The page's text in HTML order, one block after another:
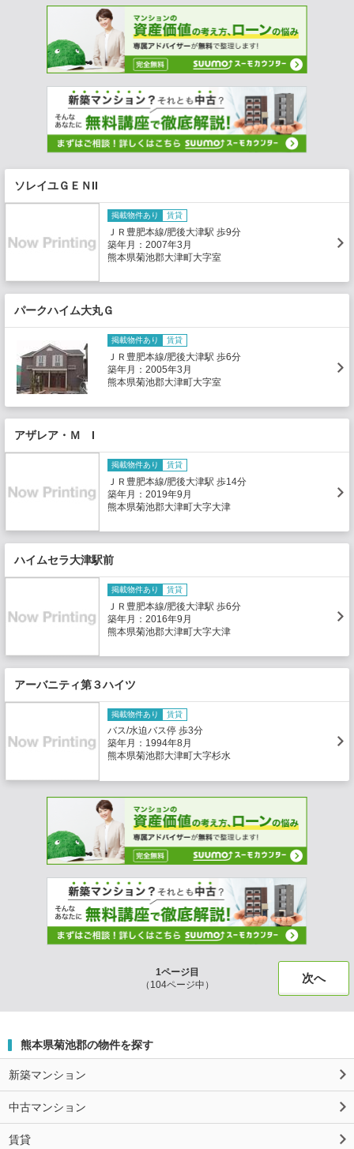
ソレイユＧＥＮII
掲載物件あり 賃貸
ＪＲ豊肥本線/肥後大津駅 歩9分
築年月：2007年3月
熊本県菊池郡大津町大字室
パークハイム大丸Ｇ
掲載物件あり 賃貸
ＪＲ豊肥本線/肥後大津駅 歩6分
築年月：2005年3月
熊本県菊池郡大津町大字室
アザレア・Ｍ I
掲載物件あり 賃貸
ＪＲ豊肥本線/肥後大津駅 歩14分
築年月：2019年9月
熊本県菊池郡大津町大字大津
ハイムセラ大津駅前
掲載物件あり 賃貸
ＪＲ豊肥本線/肥後大津駅 歩6分
築年月：2016年9月
熊本県菊池郡大津町大字大津
アーバニティ第３ハイツ
掲載物件あり 賃貸
バス/水迫バス停 歩3分
築年月：1994年8月
熊本県菊池郡大津町大字杉水
1ページ目
（104ページ中）
次へ
熊本県菊池郡の物件を探す
新築マンション
中古マンション
賃貸